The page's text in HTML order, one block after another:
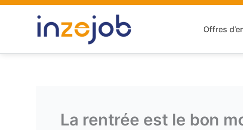
Aller
Offres
La rentrée est le bon